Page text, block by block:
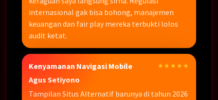
internasional gak bisa bohong, manajemen
keuangan dan fair play mereka terbukti lolos
audit ketat.
Kenyamanan Navigasi Mobile ★★★★★
Agus Setiyono
Tampilan Situs Alternatif barunya di tahun 2026